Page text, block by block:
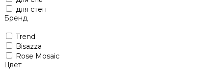
для стен
Бренд
Trend
Bisazza
Rose Mosaic
Цвет